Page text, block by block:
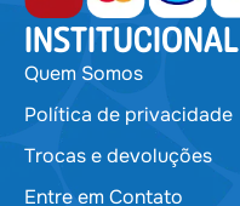
INSTITUCIONAL
Quem Somos
Política de privacidade
Trocas e devoluções
Entre em Contato